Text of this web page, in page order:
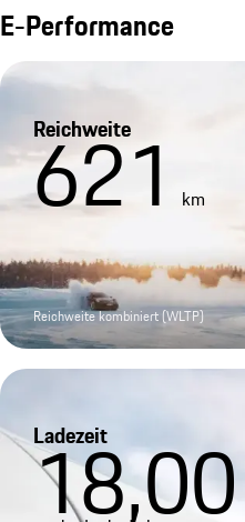
E-Performance
Reichweite
621 km
Reichweite kombiniert (WLTP)
Ladezeit
18,00